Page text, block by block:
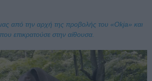
μας από την αρχή της προβολής του «Okja» και
επικρατούσε στην αίθουσα.